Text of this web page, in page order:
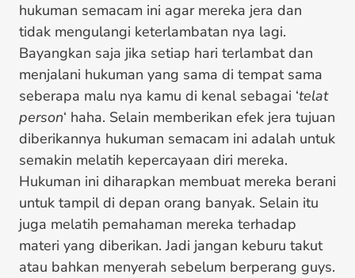
hukuman semacam ini agar mereka jera dan
tidak mengulangi keterlambatan nya lagi.
Bayangkan saja jika setiap hari terlambat dan
menjalani hukuman yang sama di tempat sama
seberapa malu nya kamu di kenal sebagai ‘telat
person‘ haha. Selain memberikan efek jera tujuan
diberikannya hukuman semacam ini adalah untuk
semakin melatih kepercayaan diri mereka.
Hukuman ini diharapkan membuat mereka berani
untuk tampil di depan orang banyak. Selain itu
juga melatih pemahaman mereka terhadap
materi yang diberikan. Jadi jangan keburu takut
atau bahkan menyerah sebelum berperang guys.